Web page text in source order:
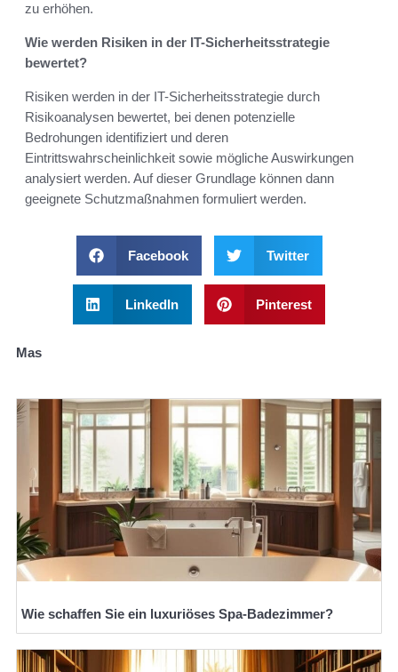
zu erhöhen.
Wie werden Risiken in der IT-Sicherheitsstrategie
bewertet?
Risiken werden in der IT-Sicherheitsstrategie durch
Risikoanalysen bewertet, bei denen potenzielle
Bedrohungen identifiziert und deren
Eintrittswahrscheinlichkeit sowie mögliche Auswirkungen
analysiert werden. Auf dieser Grundlage können dann
geeignete Schutzmaßnahmen formuliert werden.
Facebook Twitter
LinkedIn Pinterest
Mas
Wie schaffen Sie ein luxuriöses Spa-Badezimmer?